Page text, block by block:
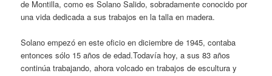
de Montilla, como es Solano Salido, sobradamente conocido por
una vida dedicada a sus trabajos en la talla en madera.
Solano empezó en este oficio en diciembre de 1945, contaba
entonces sólo 15 años de edad.Todavía hoy, a sus 83 años
continúa trabajando, ahora volcado en trabajos de escultura y